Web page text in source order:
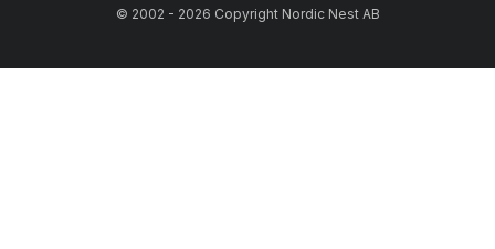
© 2002 - 2026 Copyright Nordic Nest AB